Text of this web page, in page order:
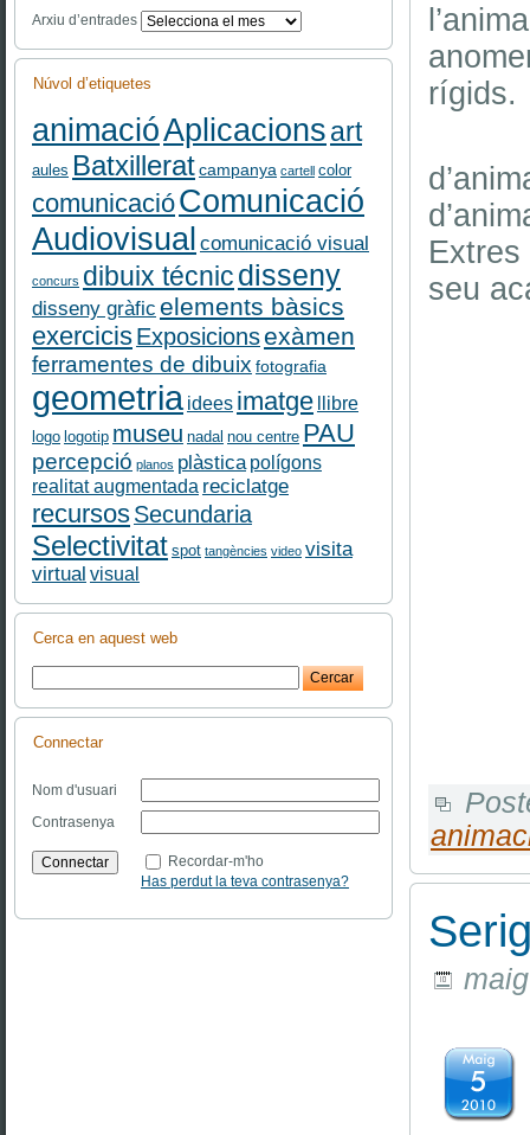
Arxiu d’entrades
Núvol d’etiquetes
animacióAplicacionsart
aules Batxilleratcampanya cartell color
comunicacióComunicació
Audiovisual comunicació visual
concurs dibuix técnicdisseny
disseny gràfic elements bàsics
exercicisExposicionsexàmen
ferramentes de dibuix fotografia
geometria idees imatge llibre
logo logotip museu nadal nou centre PAU
percepció planos plàstica polígons
realitat augmentada reciclatge
recursosSecundaria
Selectivitat spot tangències video visita
virtual visual
Cerca en aquest web
Connectar
Nom d'usuari
Contrasenya
Recordar-m'ho
Has perdut la teva contrasenya?
rígids.
Extres
seu